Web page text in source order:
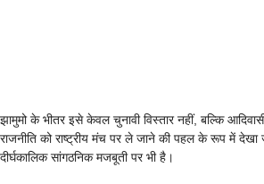
झामुमो के भीतर इसे केवल चुनावी विस्तार नहीं, बल्कि
राजनीति को राष्ट्रीय मंच पर ले जाने की पहल के रूप में देखा
दीर्घकालिक सांगठनिक मजबूती पर भी है।